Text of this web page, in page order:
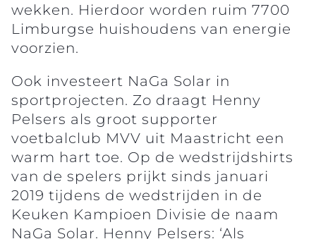
wekken. Hierdoor worden ruim 7700
Limburgse huishoudens van energie
voorzien.
Ook investeert NaGa Solar in
sportprojecten. Zo draagt Henny
Pelsers als groot supporter
voetbalclub MVV uit Maastricht een
warm hart toe. Op de wedstrijdshirts
van de spelers prijkt sinds januari
2019 tijdens de wedstrijden in de
Keuken Kampioen Divisie de naam
NaGa Solar. Henny Pelsers: ‘Als